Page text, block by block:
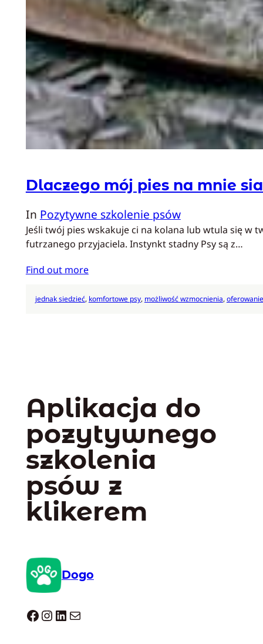
Dlaczego mój pies na mnie
In Pozytywne szkolenie psów
Jeśli twój pies wskakuje ci na kolana lub wtula się w
futrzanego przyjaciela. Instynkt stadny Psy są z…
Find out more
jednak siedzieć, komfortowe psy, możliwość wzmocnienia,
Aplikacja do
pozytywnego
szkolenia
psów z
klikerem
Dogo
Dogo facebook InstagramLinkedIn Mail